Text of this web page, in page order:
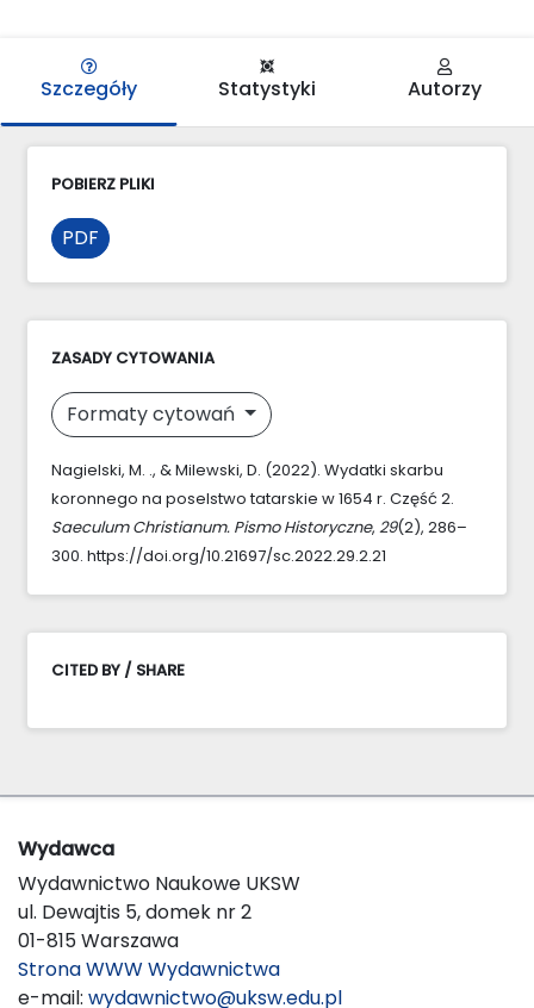
Szczegóły Statystyki Autorzy
POBIERZ PLIKI
PDF
ZASADY CYTOWANIA
Formaty cytowań
Nagielski, M. ., & Milewski, D. (2022). Wydatki skarbu
koronnego na poselstwo tatarskie w 1654 r. Część 2.
Saeculum Christianum. Pismo Historyczne, 29(2), 286–
300. https://doi.org/10.21697/sc.2022.29.2.21
CITED BY / SHARE
Wydawca
Wydawnictwo Naukowe UKSW
ul. Dewajtis 5, domek nr 2
01-815 Warszawa
Strona WWW Wydawnictwa
e-mail: wydawnictwo@uksw.edu.pl